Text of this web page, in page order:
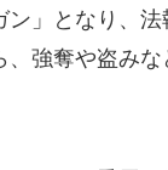
ン」となり、
強奪や盗み